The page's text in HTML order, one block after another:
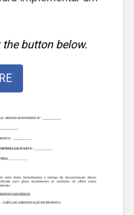
button below.